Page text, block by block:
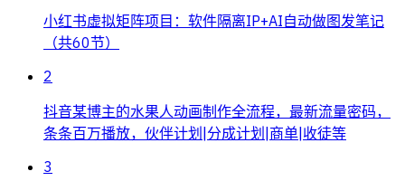
小红书虚拟矩阵项目：软件隔离IP+AI自动做图发笔记
（共60节）
2
抖音某博主的水果人动画制作全流程，最新流量密码，
条条百万播放，伙伴计划|分成计划|商单|收徒等
3